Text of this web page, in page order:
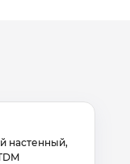
настенный,